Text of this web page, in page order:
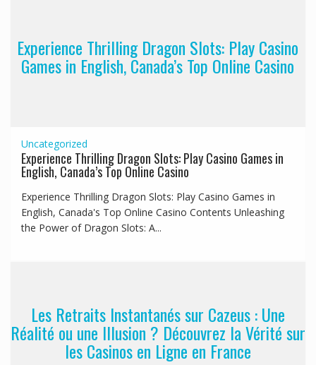
Experience Thrilling Dragon Slots: Play Casino
Games in English, Canada’s Top Online Casino
Uncategorized
Experience Thrilling Dragon Slots: Play Casino Games in
English, Canada’s Top Online Casino
Experience Thrilling Dragon Slots: Play Casino Games in
English, Canada's Top Online Casino Contents Unleashing
the Power of Dragon Slots: A...
Les Retraits Instantanés sur Cazeus : Une
Réalité ou une Illusion ? Découvrez la Vérité sur
les Casinos en Ligne en France